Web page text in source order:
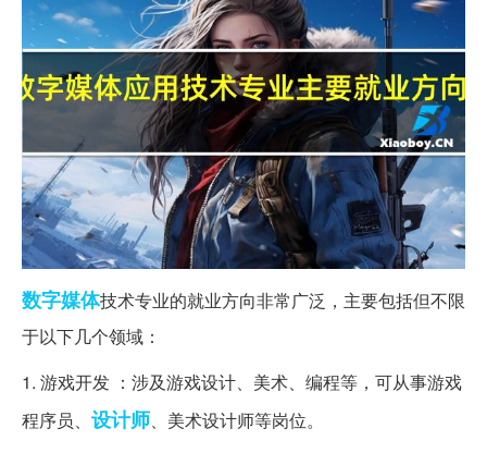
数字媒体技术专业的就业方向非常广泛，主要包括但不限
于以下几个领域：
1. 游戏开发 ：涉及游戏设计、美术、编程等，可从事游戏
程序员、 设计师、美术设计师等岗位。